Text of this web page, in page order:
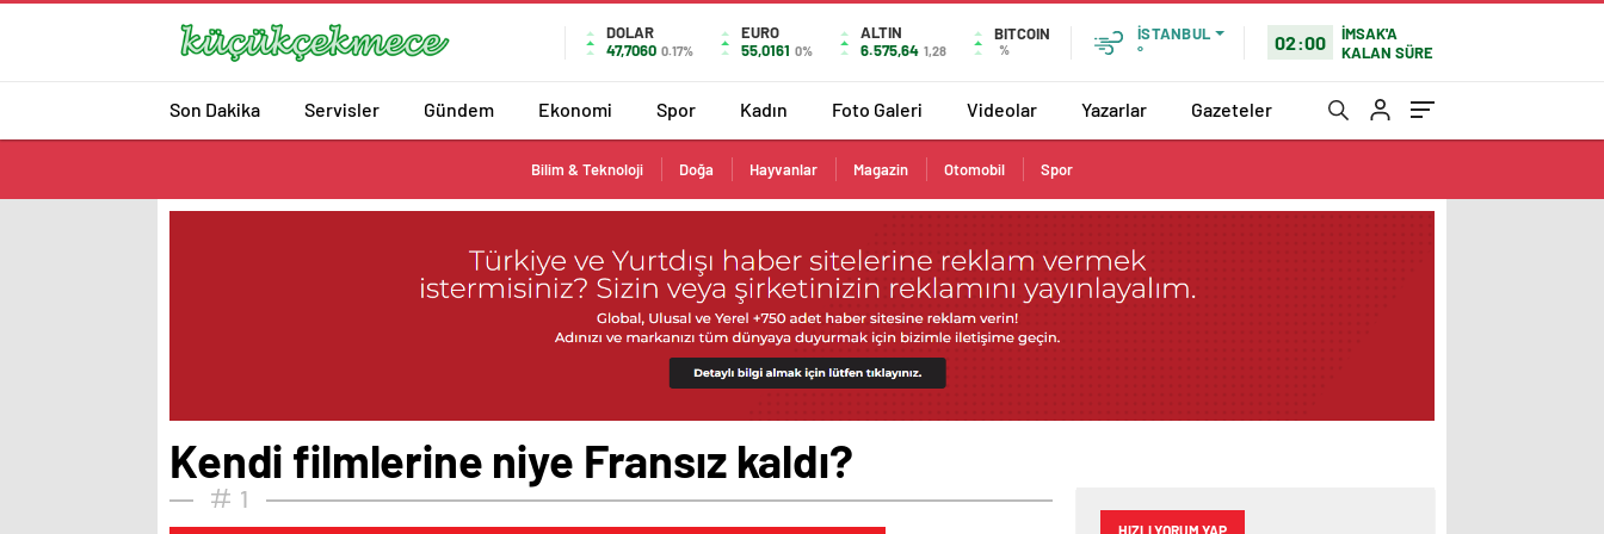
DOLAR
47,7060 0.17%
EURO
55,0161 0%
ALTIN
6.575,64 1,28
BITCOIN
%
İSTANBUL
°
02:00
İMSAK'A
KALAN SÜRE
Son Dakika Servisler Gündem Ekonomi Spor Kadın Foto Galeri Videolar Yazarlar Gazeteler
Bilim & Teknoloji Doğa Hayvanlar Magazin Otomobil Spor
Kendi filmlerine niye Fransız kaldı?
1